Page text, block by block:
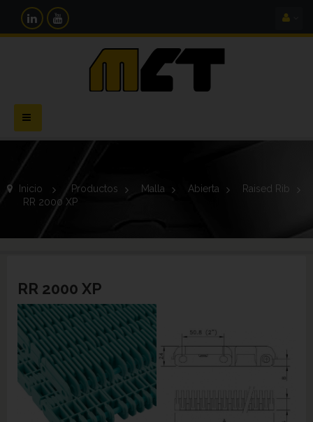
Navegación
Toggle
Inicio > Productos > Malla > Abierta >
Raised Rib
RR 2000 XP
RR 2000 XP